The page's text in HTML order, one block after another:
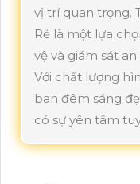
vị trí quan trọng.
Rẻ là một lựa
vệ và giám sát an
Với chất lượng
ban đêm sáng
có sự yên tâm